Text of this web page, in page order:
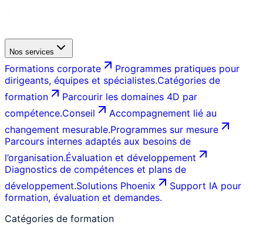
Nos services
Formations corporate
Programmes pratiques pour
dirigeants, équipes et spécialistes.Catégories de
formation
Parcourir les domaines 4D par
compétence.Conseil
Accompagnement lié au
changement mesurable.Programmes sur mesure
Parcours internes adaptés aux besoins de
l’organisation.Évaluation et développement
Diagnostics de compétences et plans de
développement.Solutions Phoenix
Support IA pour
formation, évaluation et demandes.
Catégories de formation